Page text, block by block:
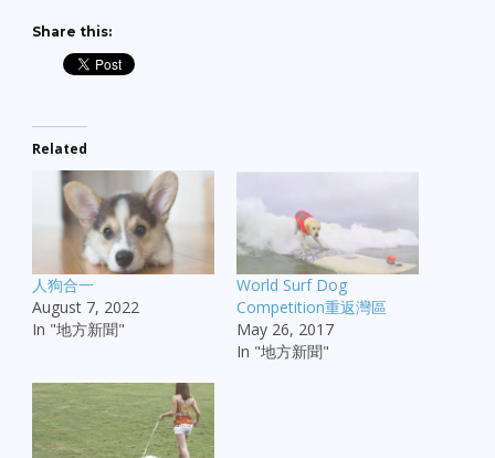
Share this:
Related
人狗合一
August 7, 2022
In "地方新聞"
World Surf Dog
Competition重返灣區
May 26, 2017
In "地方新聞"